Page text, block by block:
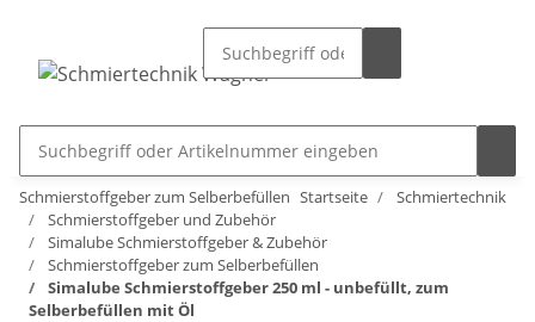
Schmierstoffgeber zum Selberbefüllen Startseite
Schmiertechnik
Schmierstoffgeber und Zubehör
Simalube Schmierstoffgeber & Zubehör
Schmierstoffgeber zum Selberbefüllen
Simalube Schmierstoffgeber 250 ml - unbefüllt, zum
Selberbefüllen mit Öl